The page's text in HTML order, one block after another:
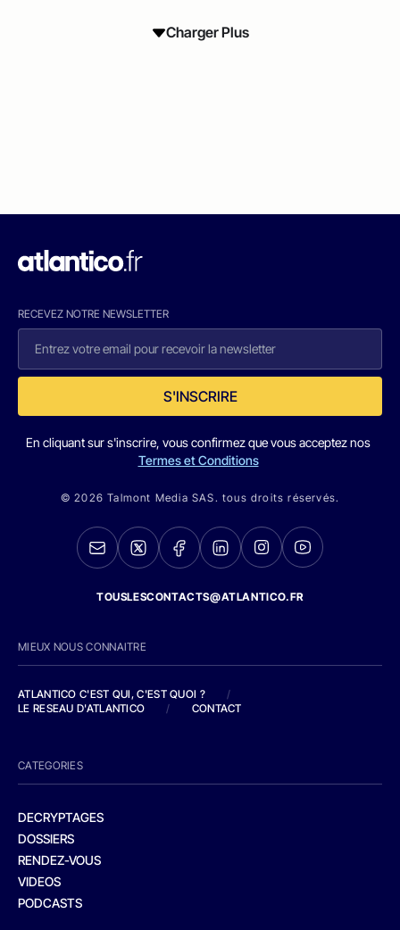
Charger Plus
RECEVEZ NOTRE NEWSLETTER
S'INSCRIRE
En cliquant sur s'inscrire, vous confirmez que vous acceptez nos
Termes et Conditions
© 2026 Talmont Media SAS. tous droits réservés.
TOUSLESCONTACTS@ATLANTICO.FR
MIEUX NOUS CONNAITRE
ATLANTICO C'EST QUI, C'EST QUOI ?
/
LE RESEAU D'ATLANTICO
/ CONTACT
CATEGORIES
DECRYPTAGES
DOSSIERS
RENDEZ-VOUS
VIDEOS
PODCASTS